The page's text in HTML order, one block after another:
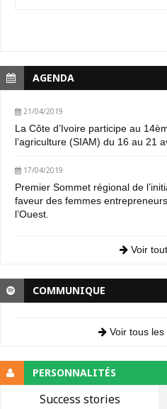
AGENDA
21/04/2019
La Côte d’Ivoire participe au
l’agriculture (SIAM) du 16 au 21
17/04/2019
Premier Sommet régional de
faveur des femmes
l’Ouest.
Voir
COMMUNIQUE
Voir tous les
PERSONNALITÉS
Success stories